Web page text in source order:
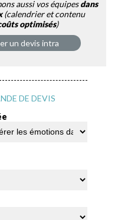
aussi vos équipesdans
(calendrier et contenu
optimisés)
un devis intra
DE DEVIS